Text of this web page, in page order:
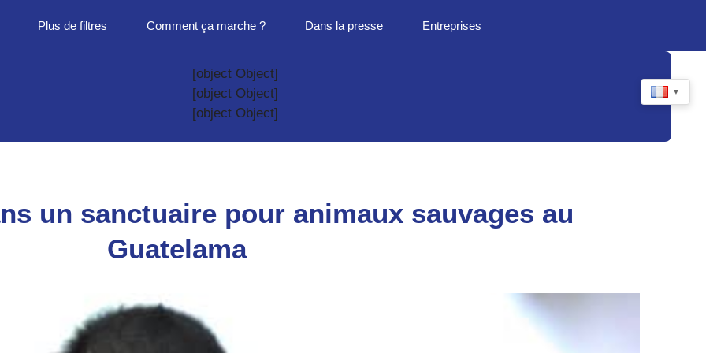
Plus de filtres Comment ça marche ? Dans la presse Entreprises
▼
[object Object]
[object Object]
[object Object]
un sanctuaire pour animaux sauvages au
Guatelama